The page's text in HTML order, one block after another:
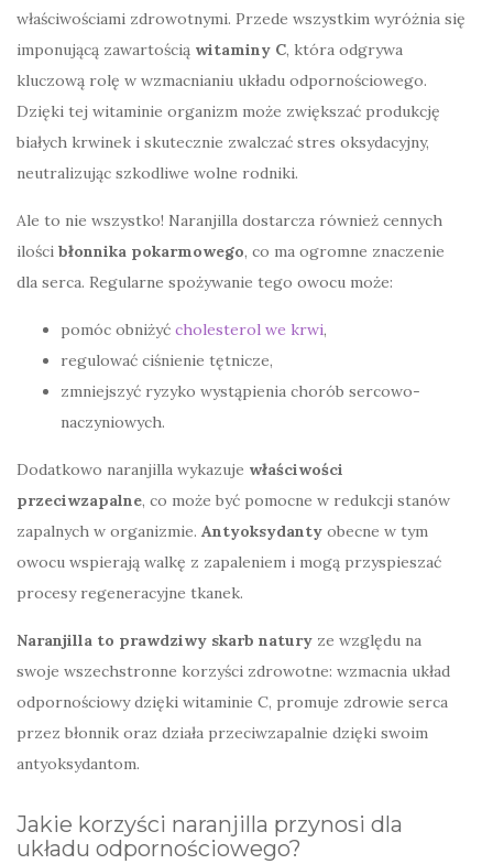
właściwościami zdrowotnymi. Przede wszystkim wyróżnia się
imponującą zawartością witaminy C, która odgrywa
kluczową rolę w wzmacnianiu układu odpornościowego.
Dzięki tej witaminie organizm może zwiększać produkcję
białych krwinek i skutecznie zwalczać stres oksydacyjny,
neutralizując szkodliwe wolne rodniki.
Ale to nie wszystko! Naranjilla dostarcza również cennych
ilości błonnika pokarmowego, co ma ogromne znaczenie
dla serca. Regularne spożywanie tego owocu może:
pomóc obniżyć cholesterol we krwi,
regulować ciśnienie tętnicze,
zmniejszyć ryzyko wystąpienia chorób sercowo-
naczyniowych.
Dodatkowo naranjilla wykazuje właściwości
przeciwzapalne, co może być pomocne w redukcji stanów
zapalnych w organizmie. Antyoksydanty obecne w tym
owocu wspierają walkę z zapaleniem i mogą przyspieszać
procesy regeneracyjne tkanek.
Naranjilla to prawdziwy skarb natury ze względu na
swoje wszechstronne korzyści zdrowotne: wzmacnia układ
odpornościowy dzięki witaminie C, promuje zdrowie serca
przez błonnik oraz działa przeciwzapalnie dzięki swoim
antyoksydantom.
Jakie korzyści naranjilla przynosi dla
układu odpornościowego?